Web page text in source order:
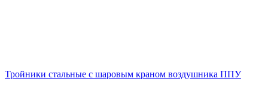
Тройники стальные с шаровым краном воздушника ППУ